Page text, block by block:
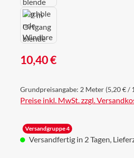
Regulärer Preis:
10,40 €
Grundpreisangabe: 2 Meter (5,20 € /
Preise inkl. MwSt. zzgl.
Versandgruppe 4
Versandfertig in 2 Tagen,